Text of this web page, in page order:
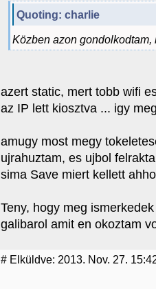
Quoting: charlie
Közben azon gondolkodtam,
azert static, mert tobb wifi
az IP lett kiosztva ... igy
amugy most megy
ujrahuztam, es ujbol
sima Save miert kellett
Teny, hogy meg
galibarol amit en okoztam
# Elküldve: 2013. Nov. 27.